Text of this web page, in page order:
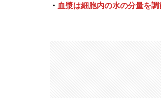
・ 血漿は細胞内の水の分量を調